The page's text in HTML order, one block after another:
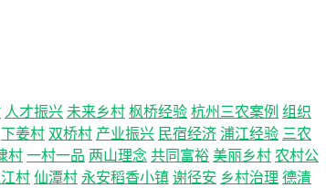
人才振兴 未来乡村 枫桥经验 杭州三农案例 组织
下姜村 双桥村 产业振兴 民宿经济 浦江经验 三农
村 一村一品 两山理念 共同富裕 美丽乡村 农村公
村 仙潭村 永安稻香小镇 谢径安 乡村治理 德清